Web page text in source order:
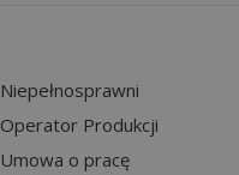
Niepełnosprawni
Operator Produkcji
Umowa o pracę